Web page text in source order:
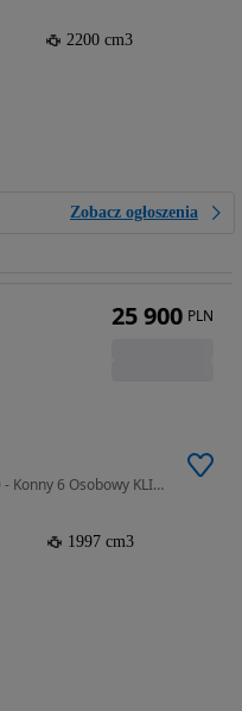
2200 cm3
Zobacz ogłoszenia
1997 cm3 • 130 KM • LONG 2,0 HDI 130 - Konny 6 Osobowy KLIMA Super Stan !!!
1997 cm3
25 900 PLN